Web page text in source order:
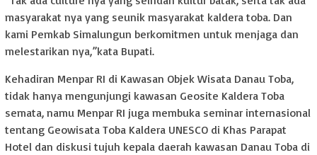
masyarakat nya yang seunik masyarakat kaldera toba. Dan
kami Pemkab Simalungun berkomitmen untuk menjaga dan
melestarikan nya,”kata Bupati.
Kehadiran Menpar RI di Kawasan Objek Wisata Danau Toba,
tidak hanya mengunjungi kawasan Geosite Kaldera Toba
semata, namu Menpar RI juga membuka seminar internasional
tentang Geowisata Toba Kaldera UNESCO di Khas Parapat
Hotel dan diskusi tujuh kepala daerah kawasan Danau Toba di